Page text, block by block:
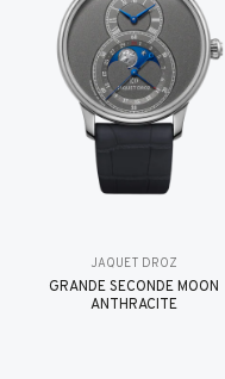
JAQUET DROZ
GRANDE SECONDE MOON
ANTHRACITE